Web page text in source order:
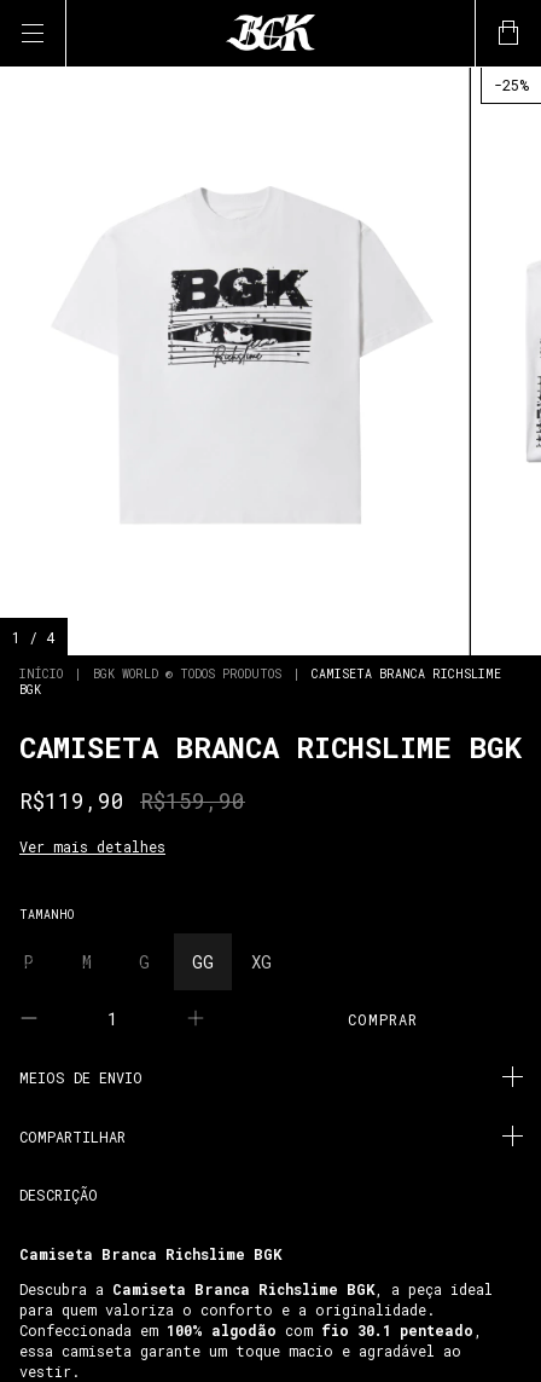
-25%
1 / 4
INÍCIO | BGK WORLD ® TODOS PRODUTOS |
CAMISETA BRANCA RICHSLIME
BGK
CAMISETA BRANCA RICHSLIME BGK
R$119,90 R$159,90
Ver mais detalhes
TAMANHO
P M G GG XG
MEIOS DE ENVIO
COMPARTILHAR
DESCRIÇÃO
Camiseta Branca Richslime BGK
Descubra a Camiseta Branca Richslime BGK, a peça ideal
para quem valoriza o conforto e a originalidade.
Confeccionada em 100% algodão com fio 30.1 penteado
essa camiseta garante um toque macio e agradável ao
vestir.